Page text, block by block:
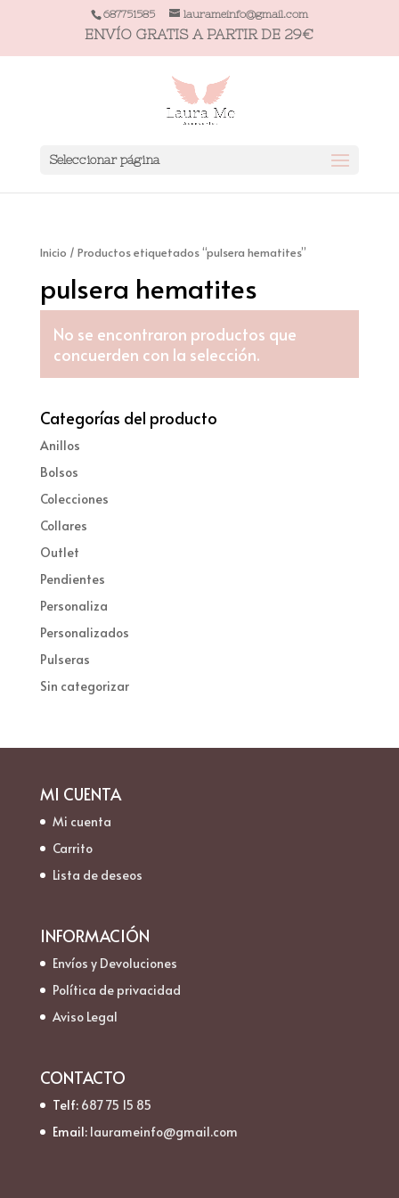
687751585 laurameinfo@gmail.com
ENVÍO GRATIS A PARTIR DE 29€
Seleccionar página
Inicio / Productos etiquetados “pulsera hematites”
pulsera hematites
No se encontraron productos que
concuerden con la selección.
Categorías del producto
Anillos
Bolsos
Colecciones
Collares
Outlet
Pendientes
Personaliza
Personalizados
Pulseras
Sin categorizar
MI CUENTA
Mi cuenta
Carrito
Lista de deseos
INFORMACIÓN
Envíos y Devoluciones
Política de privacidad
Aviso Legal
CONTACTO
Telf: 687 75 15 85
Email: laurameinfo@gmail.com